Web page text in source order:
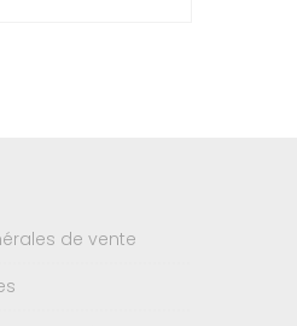
de vente